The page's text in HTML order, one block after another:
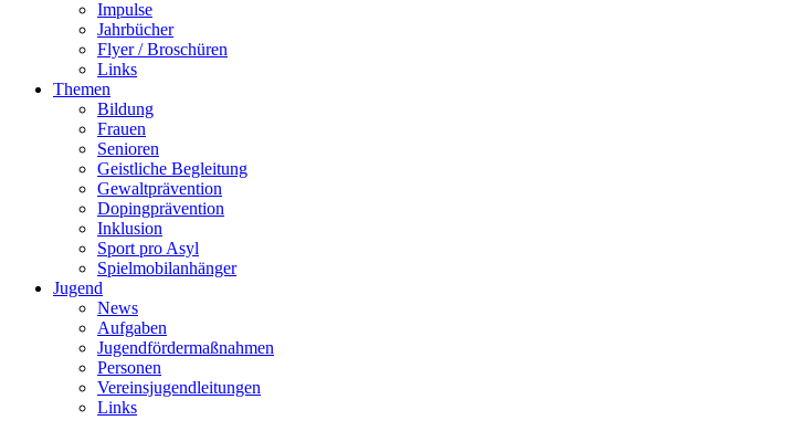
Impulse
Jahrbücher
Flyer / Broschüren
Links
Themen
Bildung
Frauen
Senioren
Geistliche Begleitung
Gewaltprävention
Dopingprävention
Inklusion
Sport pro Asyl
Spielmobilanhänger
Jugend
News
Aufgaben
Jugendfördermaßnahmen
Personen
Vereinsjugendleitungen
Links